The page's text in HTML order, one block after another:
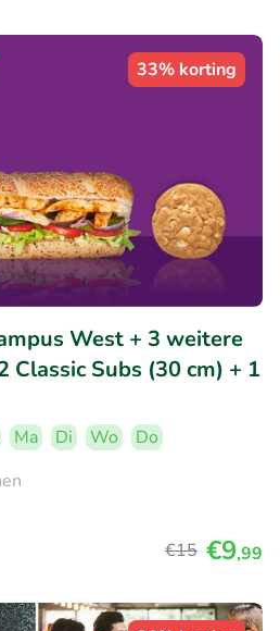
33% korting
West + 3 weitere
Classic Subs (30 cm) + 1
Ma Di Wo
Do
€15 €9,99